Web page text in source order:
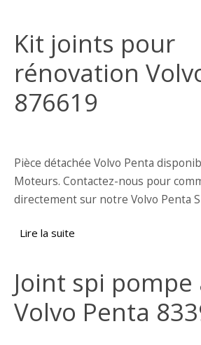
Kit joints pour
rénovation
876619
Pièce détachée Volvo Penta
Moteurs. Contactez-nous pour
directement sur notre Volvo Penta
Lire la suite
Joint spi pompe
Volvo Penta